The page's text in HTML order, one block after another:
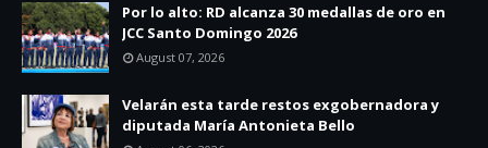
Por lo alto: RD alcanza 30 medallas de oro en
JCC Santo Domingo 2026
August 07, 2026
Velarán esta tarde restos exgobernadora y
diputada María Antonieta Bello